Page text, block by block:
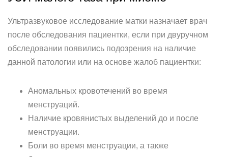
Ультразвуковое исследование матки назначает врач
после обследования пациентки, если при двуручном
обследовании появились подозрения на наличие
данной патологии или на основе жалоб пациентки:
Аномальных кровотечений во время
менструаций.
Наличие кровянистых выделений до и после
менструации.
Боли во время менструации, а также